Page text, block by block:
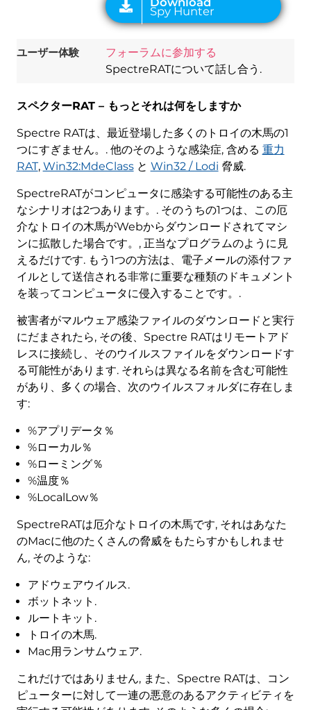
ユーザー体験
フォーラムに参加する
SpectreRATについて話し合う.
スペクターRAT – もっとそれは何をしますか
Spectre RATは、最近登場した多くのトロイの木馬の1
つにすぎません。. 他のそのような感染症, 含める 重力
RAT, Win32:MdeClassと Win32 / Lodi 脅威.
SpectreRATがコンピュータに感染する可能性のある主
なシナリオは2つあります。. そのうちの1つは、この厄
介なトロイの木馬がWebからダウンロードされてマシ
ンに拡散した場合です。, 正当なプログラムのように見
えるだけです. もう1つの方法は、電子メールの添付ファ
イルとして送信される非常に重要な種類のドキュメント
を装ってコンピュータに侵入することです。.
被害者がマルウェア感染ファイルのダウンロードと実行
にだまされたら, その後、Spectre RATはリモートアド
レスに接続し、そのウイルスファイルをダウンロードす
る可能性があります. それらは異なる名前を含む可能性
があり、多くの場合、次のウイルスフォルダに存在しま
す:
%アプリデータ％
%ローカル％
%ローミング％
%温度％
%LocalLow％
SpectreRATは厄介なトロイの木馬です, それはあなた
のMacに他のたくさんの脅威をもたらすかもしれませ
ん, そのような:
アドウェアウイルス.
ボットネット.
ルートキット.
トロイの木馬.
Mac用ランサムウェア.
これだけではありません, また、Spectre RATは、コン
ピューターに対して一連の悪意のあるアクティビティを